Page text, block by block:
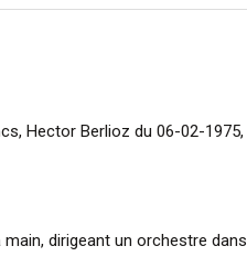
Hector Berlioz du 06-02-1975,
dirigeant un orchestre dans